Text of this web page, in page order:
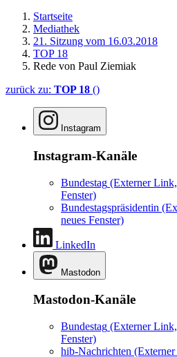
Startseite
Mediathek
21. Sitzung vom 16.03.2018
TOP 18
Rede von Paul Ziemiak
zurück zu: TOP 18 ()
Instagram
Instagram-Kanäle
Bundestag (Externer
Fenster)
Bundestagspräsidentin
neues Fenster)
LinkedIn
Mastodon
Mastodon-Kanäle
Bundestag (Externer
Fenster)
hib-Nachrichten